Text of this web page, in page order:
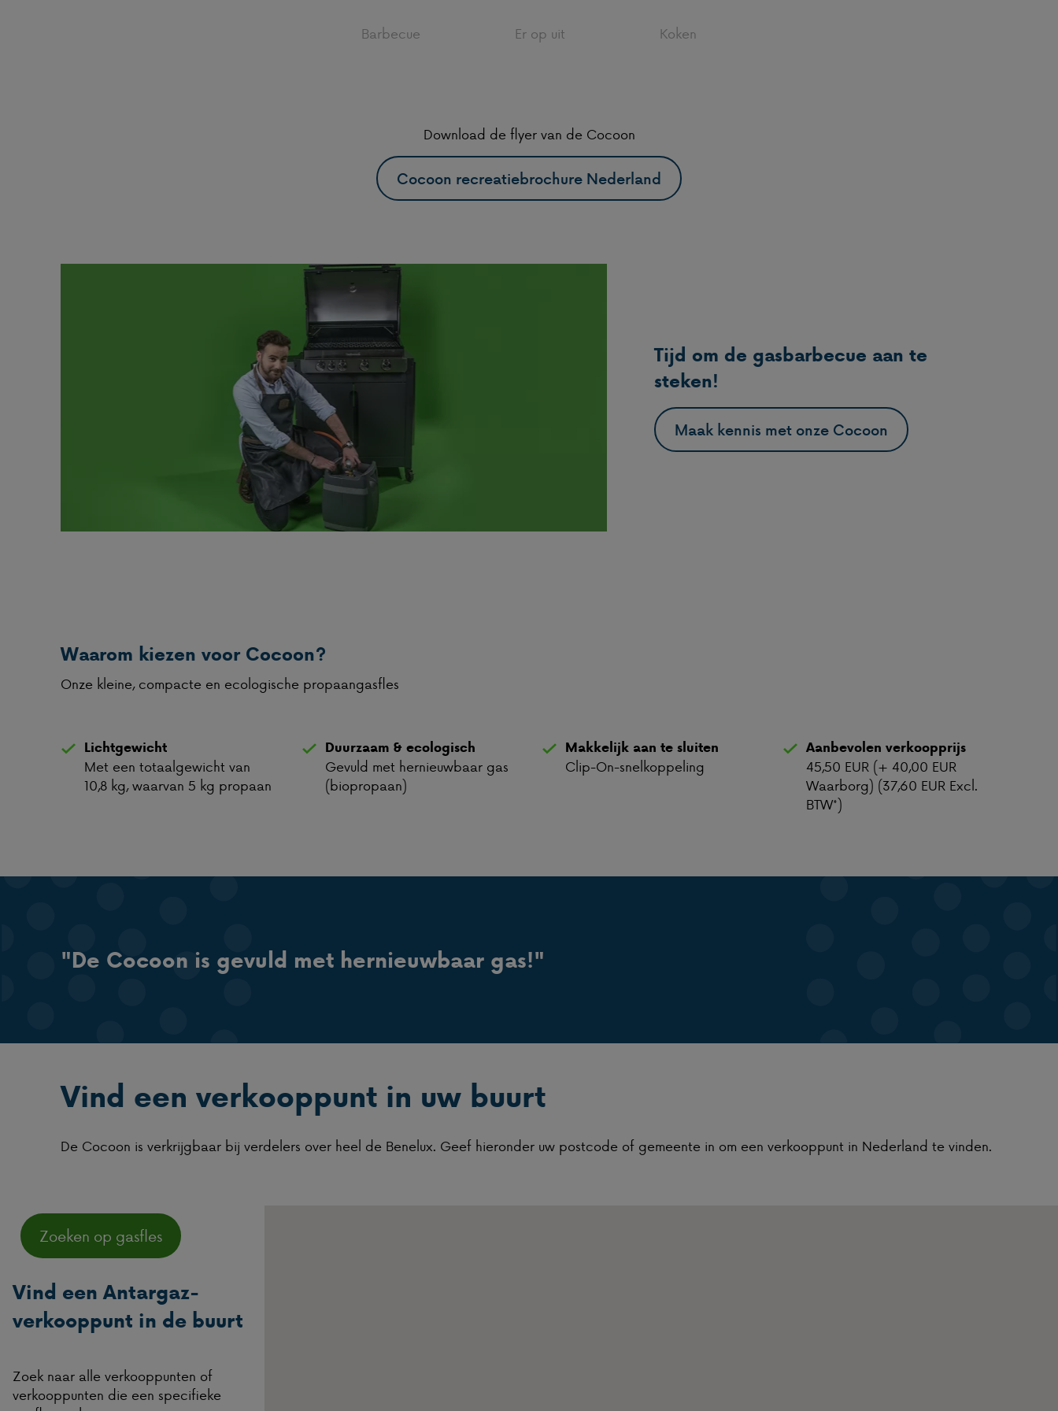
Barbecue Er op uit Koken
Download de flyer van de Cocoon
Cocoon recreatiebrochure Nederland
Tijd om de gasbarbecue aan te
steken!
Maak kennis met onze Cocoon
Waarom kiezen voor Cocoon?
Onze kleine, compacte en ecologische propaangasfles
Lichtgewicht
Met een totaalgewicht van
10,8 kg, waarvan 5 kg propaan
Duurzaam & ecologisch
Gevuld met hernieuwbaar gas
(biopropaan)
Makkelijk aan te sluiten
Clip-On-snelkoppeling
Aanbevolen verkoopprijs
45,50 EUR (+ 40,00 EUR
Waarborg) (37,60 EUR Excl.
BTW*)
"De Cocoon is gevuld met hernieuwbaar gas!"
Vind een verkooppunt in uw buurt
De Cocoon is verkrijgbaar bij verdelers over heel de Benelux. Geef hieronder uw postcode of gemeente in om een verkooppunt in Nederland te vinden.
Zoeken op gasfles
Vind een Antargaz-
verkooppunt in de buurt
Zoek naar alle verkooppunten of
verkooppunten die een specifieke